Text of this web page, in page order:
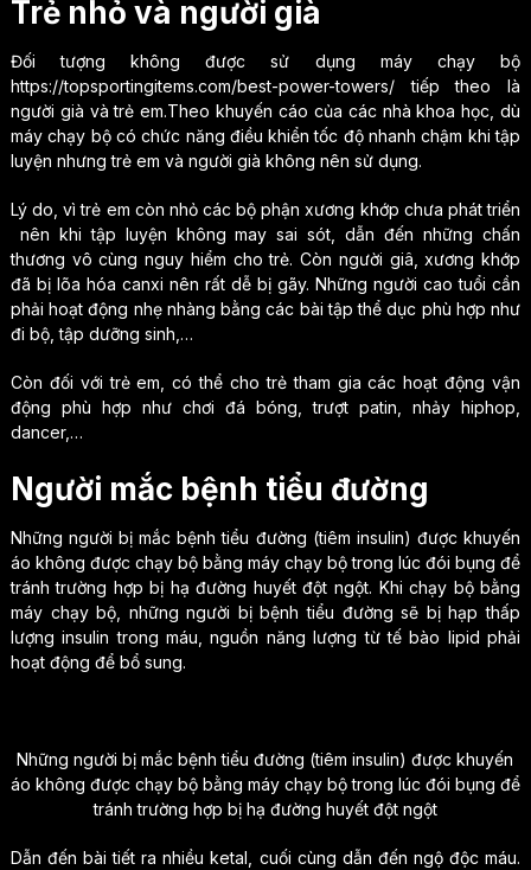
Trẻ nhỏ và người già
Đối tượng không được sử dụng máy chạy bộ
https://topsportingitems.com/best-power-towers/ tiếp theo là
người già và trẻ em.Theo khuyến cáo của các nhà khoa học, dù
máy chạy bộ có chức năng điều khiển tốc độ nhanh chậm khi tập
luyện nhưng trẻ em và người già không nên sử dụng.
Lý do, vì trẻ em còn nhỏ các bộ phận xương khớp chưa phát triển
nên khi tập luyện không may sai sót, dẫn đến những chấn
thương vô cùng nguy hiểm cho trẻ. Còn người giâ, xương khớp
đã bị lõa hóa canxi nên rất dễ bị gãy. Những người cao tuổi cần
phải hoạt động nhẹ nhàng bằng các bài tập thể dục phù hợp như
đi bộ, tập dưỡng sinh,…
Còn đối với trẻ em, có thể cho trẻ tham gia các hoạt động vận
động phù hợp như chơi đá bóng, trượt patin, nhảy hiphop,
dancer,…
Người mắc bệnh tiểu đường
Những người bị mắc bệnh tiểu đường (tiêm insulin) được khuyến
áo không được chạy bộ bằng máy chạy bộ trong lúc đói bụng để
tránh trường hợp bị hạ đường huyết đột ngột. Khi chạy bộ bằng
máy chạy bộ, những người bị bệnh tiểu đường sẽ bị hạp thấp
lượng insulin trong máu, nguồn năng lượng từ tế bào lipid phải
hoạt động để bổ sung.
Những người bị mắc bệnh tiểu đường (tiêm insulin) được khuyến
áo không được chạy bộ bằng máy chạy bộ trong lúc đói bụng để
tránh trường hợp bị hạ đường huyết đột ngột
Dẫn đến bài tiết ra nhiều ketal, cuối cùng dẫn đến ngộ độc máu.